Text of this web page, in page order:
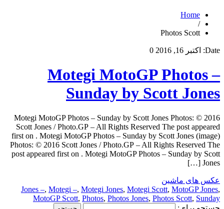
Home
/
Photos Scott
Date: اکتبر 16, 2016 0
Motegi MotoGP Photos –
Sunday by Scott Jones
Motegi MotoGP Photos – Sunday by Scott Jones Photos: © 2016
Scott Jones / Photo.GP – All Rights Reserved The post appeared
first on . Motegi MotoGP Photos – Sunday by Scott Jones (image)
Photos: © 2016 Scott Jones / Photo.GP – All Rights Reserved The
post appeared first on . Motegi MotoGP Photos – Sunday by Scott
Jones […]
عکس های ماشین
Jones –, Motegi –, Motegi Jones, Motegi Scott, MotoGP Jones,
MotoGP Scott, Photos, Photos Jones, Photos Scott, Sunday